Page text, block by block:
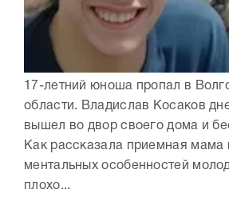
17-летний юноша пропал в
области. Владислав Косаков
вышел во двор своего дома и
Как рассказала приемная мама
ментальных особенностей
плохо...